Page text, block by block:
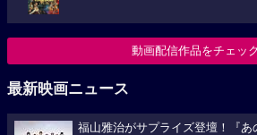
動画配信作品をチェック
最新映画ニュース
福山雅治がサプライズ登壇！『あ